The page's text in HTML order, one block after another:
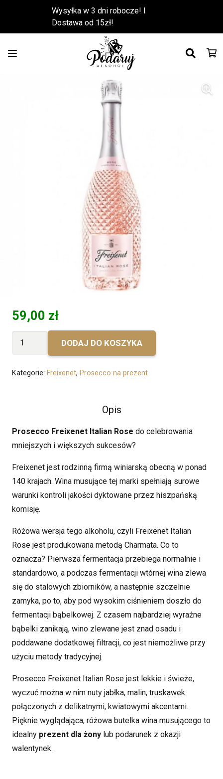
Wysyłka w 3 dni robocze! l
Dostawa od 15zł!
59,00 zł
ilość
DODAJ DO KOSZYKA
Kategorie: Freixenet, Prosecco na prezent
Opis
Prosecco Freixenet Italian Rose do celebrowania
mniejszych i większych sukcesów?
Freixenet jest rodzinną firmą winiarską obecną w ponad
140 krajach. Wina musujące tej marki spełniają surowe
warunki kontroli jakości dyktowane przez hiszpańską
komisję.
Różowa wersja tego alkoholu, czyli Freixenet Italian
Rose jest produkowana metodą Charmata. Co to
oznacza? Pierwsza fermentacja przebiega normalnie i
standardowo, a podczas fermentacji wtórnej wina zlewa
się do stalowych zbiorników, a następnie szczelnie
zamyka, po to, aby pod wysokim ciśnieniem doszło do
fermentacji bąbelkowej. Z czasem najbardziej wyraźne
bąbelki zanikają, wino zlewane jest znad osadu i
poddawane dodatkowej filtracji, co jest niemożliwe przy
użyciu metody tradycyjnej.
Prosecco Freixenet Italian Rose jest lekkie i świeże,
wyczuć można w nim nuty jabłka, malin, truskawek
połączonych z delikatnymi, kwiatowymi akcentami.
Pięknie wyglądająca, różowa butelka wina musującego to
idealny prezent dla żony lub podarunek z okazji
walentynek.